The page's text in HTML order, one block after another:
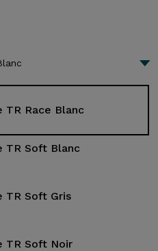
TR Race Blanc
TR Soft Blanc
TR Soft Gris
TR Soft Noir